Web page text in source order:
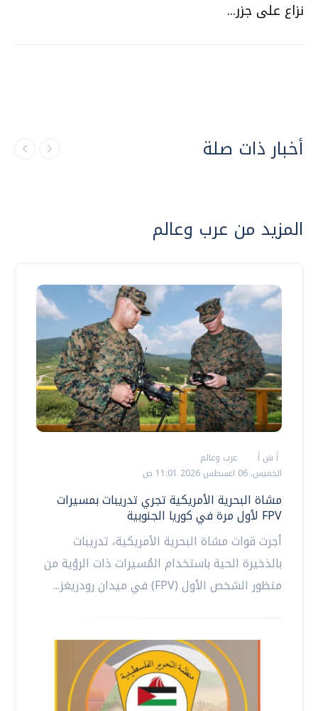
نزاع على جزر...
أخبار ذات صلة
المزيد من عرب وعالم
أ ش أ
عرب وعالم
الخميس، 06 اغسطس 2026 11:01 ص
مشاة البحرية الأمريكية تجري تدريبات بمسيرات
FPV لأول مرة في كوريا الجنوبية
أجرت قوات مشاة البحرية الأمريكية، تدريبات
بالذخيرة الحية باستخدام المُسيرات ذات الرؤية من
منظور الشخص الأول (FPV) في ميدان رودريغز...